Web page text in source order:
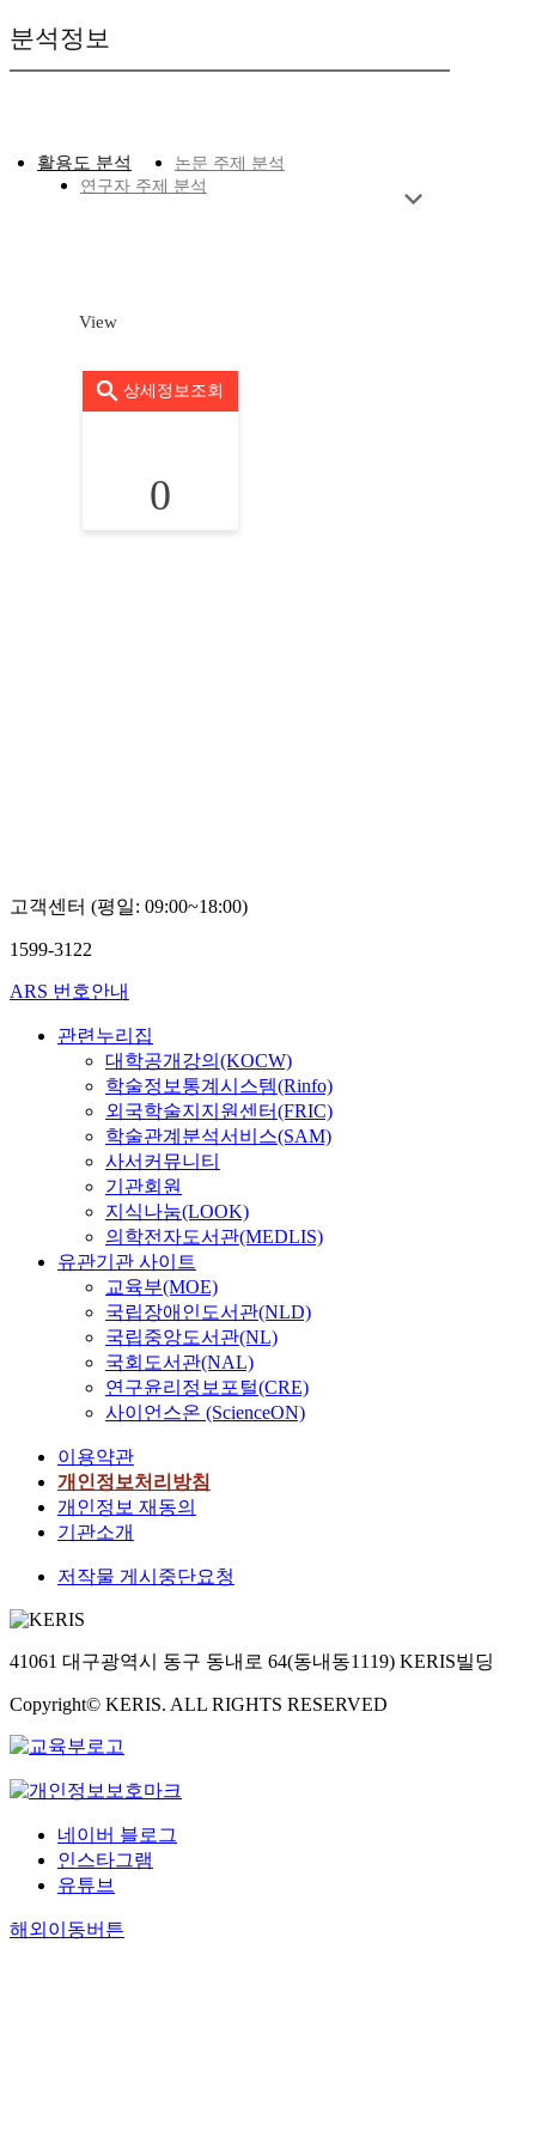
분석정보
활용도 분석
논문 주제 분석
연구자 주제 분석
View
상세정보조회
0
고객센터 (평일: 09:00~18:00)
1599-3122
ARS 번호안내
관련누리집
대학공개강의(KOCW)
학술정보통계시스템(Rinfo)
외국학술지지원센터(FRIC)
학술관계분석서비스(SAM)
사서커뮤니티
기관회원
지식나눔(LOOK)
의학전자도서관(MEDLIS)
유관기관 사이트
교육부(MOE)
국립장애인도서관(NLD)
국립중앙도서관(NL)
국회도서관(NAL)
연구윤리정보포털(CRE)
사이언스온 (ScienceON)
이용약관
개인정보처리방침
개인정보 재동의
기관소개
저작물 게시중단요청
41061 대구광역시 동구 동내로 64(동내동1119) KERIS빌딩
Copyright© KERIS. ALL RIGHTS RESERVED
네이버 블로그
인스타그램
유튜브
해외이동버튼